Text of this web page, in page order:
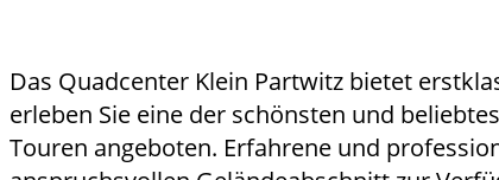
Das Quadcenter Klein Partwitz bietet
erleben Sie eine der schönsten und
Touren angeboten. Erfahrene und